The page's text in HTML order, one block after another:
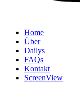
Home
Über
Dailys
FAQs
Kontakt
ScreenView